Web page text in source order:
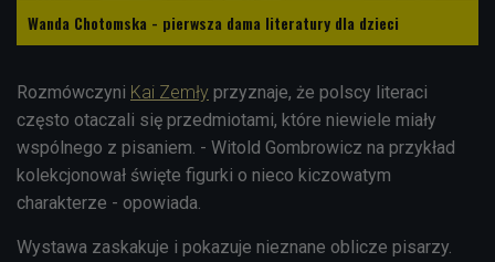
Wanda Chotomska - pierwsza dama literatury dla dzieci
Rozmówczyni Kai Zemły przyznaje, że polscy literaci
często otaczali się przedmiotami, które niewiele miały
wspólnego z pisaniem. - Witold Gombrowicz na przykład
kolekcjonował święte figurki o nieco kiczowatym
charakterze - opowiada.
Wystawa zaskakuje i pokazuje nieznane oblicze pisarzy.